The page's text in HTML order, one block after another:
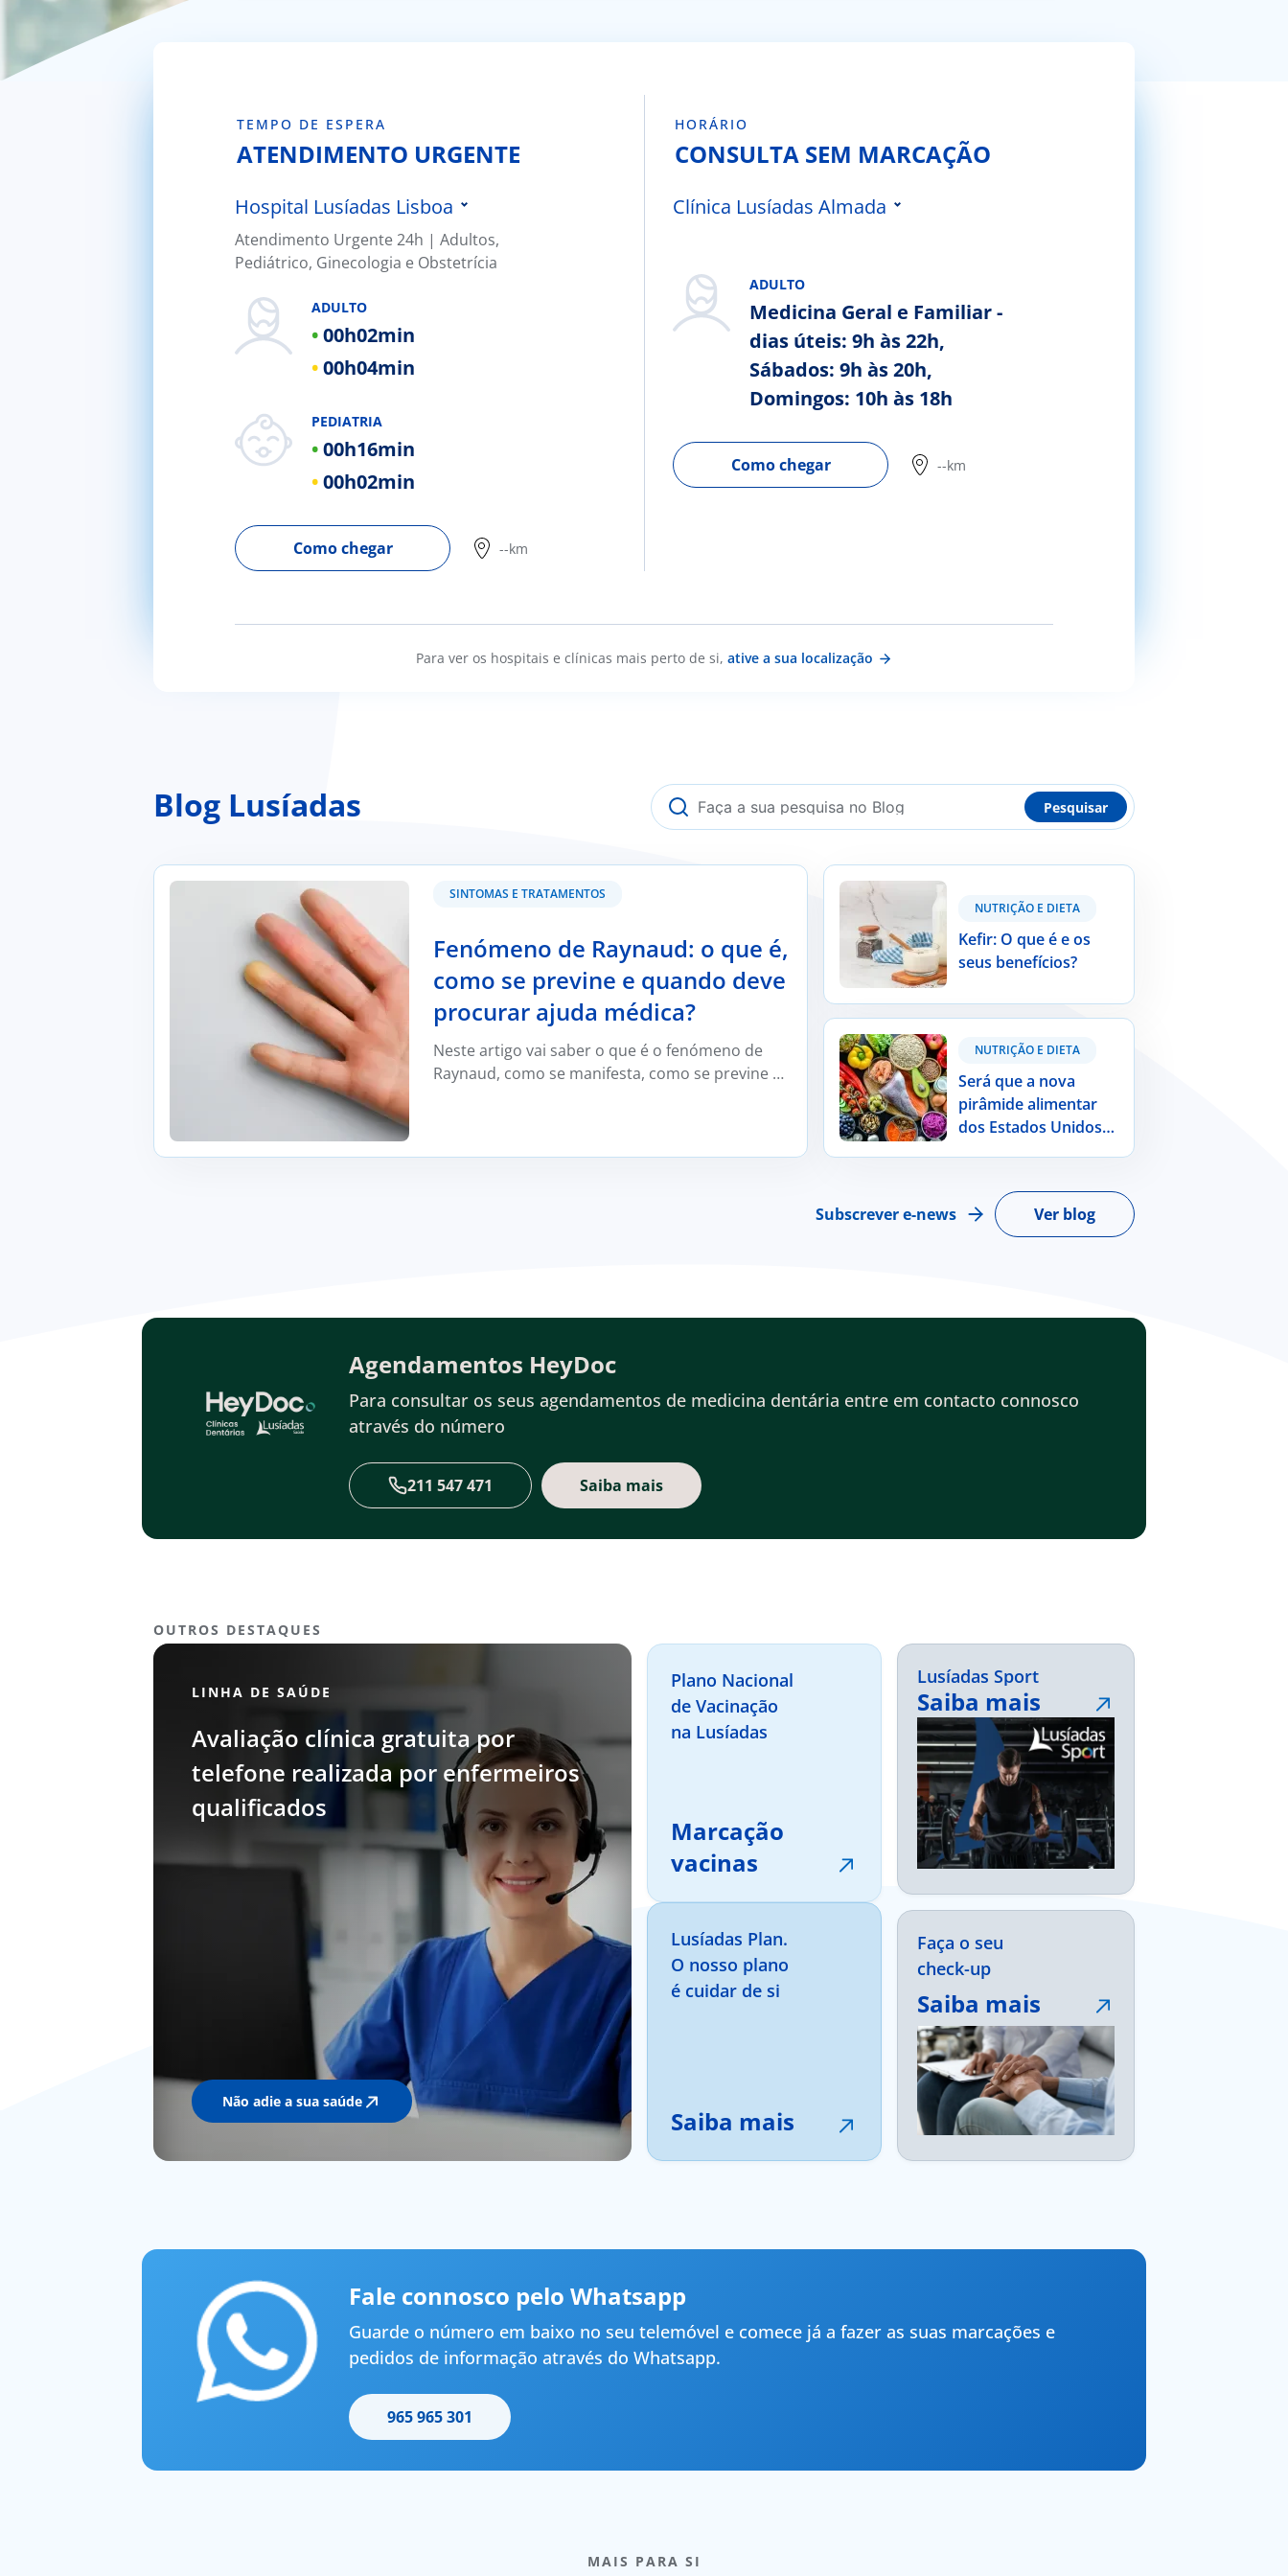
TEMPO DE ESPERA
ATENDIMENTO URGENTE
Hospital Lusíadas Lisboa
Hospital Lusíadas Porto
Hospital Lusíadas Braga
Hospital Lusíadas Amadora
Hospital Lusíadas Albufeira
Hospital Lusíadas Vilamoura
Atendimento Urgente 24h | ​Adultos,
Pediátrico, Ginecologia e Obstetrícia
ADULTO
00h02min
00h04min
PEDIATRIA
00h16min
00h02min
Como chegar --km
HORÁRIO
CONSULTA SEM MARCAÇÃO
Clínica Lusíadas Almada
Clínica Lusíadas Faro
Hospital Lusíadas Santa Maria da Feira
Hospital Lusíadas Campera
Hospital Lusíadas Maia
ADULTO
Medicina Geral e Familiar -
dias úteis: 9h às 22h,
Sábados: 9h às 20h,
Domingos: 10h às 18h
Como chegar --km
Para ver os hospitais e clínicas mais perto de si, ative a sua localização
Blog Lusíadas
SINTOMAS E TRATAMENTOS
Fenómeno de Raynaud: o que é,
como se previne e quando deve
procurar ajuda médica?
Neste artigo vai saber o que é o fenómeno de
Raynaud, como se manifesta, como se previne e
Fenómeno de Raynaud: o que é, como se previne e quando deve procurar ajuda médica?
NUTRIÇÃO E DIETA
Kefir: O que é e os
seus benefícios?
Kefir: O que é e os seus benefícios?
NUTRIÇÃO E DIETA
Será que a nova
pirâmide alimentar
dos Estados Unidos
portuguesa?
Será que a nova pirâmide alimentar dos
Estados Unidos da América é indicada
para a população portuguesa?
Subscrever e-news Ver blog
Agendamentos HeyDoc
Para consultar os seus agendamentos de medicina dentária entre em contacto connosco
através do número
211 547 471 Saiba mais
OUTROS DESTAQUES
LINHA DE SAÚDE
Não adie a sua saúde
Avaliação clínica gratuita por
telefone realizada por enfermeiros
qualificados
Marcação
vacinas
Plano Nacional
de Vacinação
na Lusíadas
Saiba mais
Lusíadas Plan.
O nosso plano
é cuidar de si
Saiba mais
Lusíadas Sport
Saiba mais
Faça o seu
check-up
Fale connosco pelo Whatsapp
Guarde o número em baixo no seu telemóvel e comece já a fazer as suas marcações e
pedidos de informação através do Whatsapp.
965 965 301
MAIS PARA SI